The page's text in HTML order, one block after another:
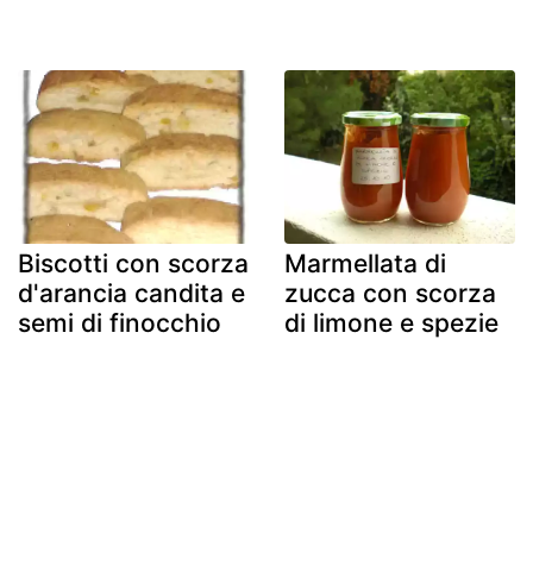
Biscotti con scorza
d'arancia candita e
semi di finocchio
Marmellata di
zucca con scorza
di limone e spezie